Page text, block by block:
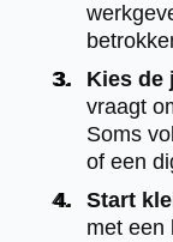
Kies de
vraagt
Soms
of een
Start
met een